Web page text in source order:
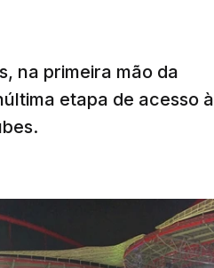
na primeira mão da
etapa de acesso à